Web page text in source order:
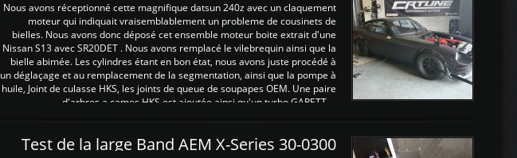
Nous avons réceptionné cette magnifique datsun 240z avec un claquement
moteur qui indiquait vraisemblablement un probleme de cousinets de
bielles. Nous avons donc déposé cet ensemble moteur boite extrait d'une
Nissan S13 avec SR20DET . Nous avons remplacé le vilebrequin ainsi que la
bielle abimée. Les cylindres étant en bon état, nous avons juste procédé à
un déglaçage et au remplacement de la segmentation, ainsi que la pompe à
huile, Joint de culasse HKS, les joints de queue de soupapes OEM. Une paire
d'arbres a cames HKS est ajoutée ainsi qu'un turbo GARETT ...
Test de la large Band AEM X-Series 30-0300